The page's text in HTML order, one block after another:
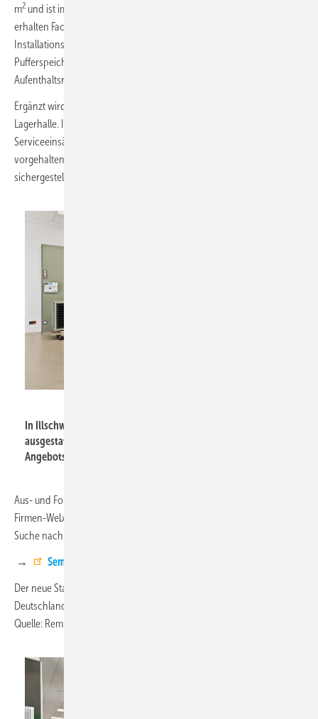
m2 und ist im zweigeschossigen Gebäudeteil untergebracht. Dort
erhalten Fachkräfte Zugang zu verschiedenen Produkten und
Installationsbeispielen. Dazu zählen Wärmepumpen, Klimageräte und
Pufferspeicher. Neben den Technikbereichen stehen Seminar- und
Aufenthaltsräume zur Verfügung.
Ergänzt wird der Gebäudekomplex durch eine 800 m
Lagerhalle. In diesem Bereich werden Komponenten für
Serviceeinsätze und Reparaturaufträge im süddeutschen Raum
vorgehalten. Damit soll eine zügige Versorgung der Region
sichergestellt werden.
In Illschwang stehen für Schulungen moderne, gut
ausgestattete Räume zur Verfügung, inklusive des breiten
Angebots an Remko-Geräten.
Aus- und Fortbildungen in Illschwang können bereits jetzt auf der
Firmen-Website gebucht werden. Eine Filterfunktion ermöglicht die
Suche nach Themen, Zeiträumen oder Veranstaltungsorten.
→ Seminartermine
Der neue Standort soll die Nähe zu den Partnern im Süden
Deutschlands erhöhen und die regionale Versorgung optimieren. ■
Quelle: Remko / fl